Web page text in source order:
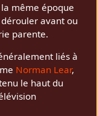
même époque
avant ou
parente.
liés à
Norman Lear,
le haut du